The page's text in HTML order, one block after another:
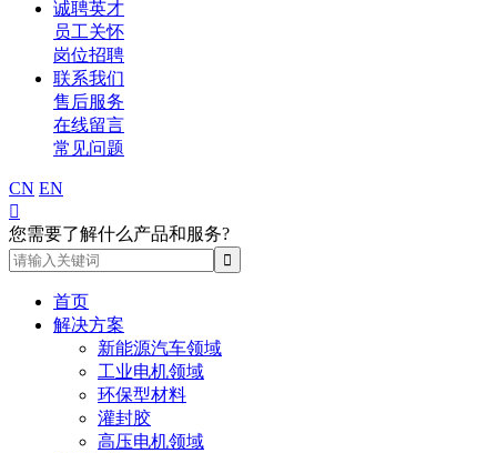
诚聘英才
员工关怀
岗位招聘
联系我们
售后服务
在线留言
常见问题
CN EN

您需要了解什么产品和服务?
首页
解决方案
新能源汽车领域
工业电机领域
环保型材料
灌封胶
高压电机领域